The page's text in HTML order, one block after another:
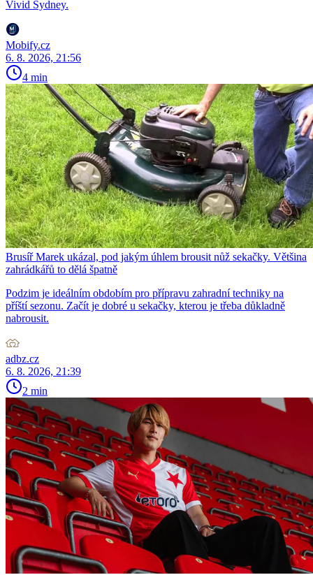
Vivid Sydney.
Mobify.cz
6. 8. 2026, 21:56
4 min
Brusíř Marek ukázal, pod jakým úhlem brousit nůž sekačky. Většina
zahrádkářů to dělá špatně
Podzim je ideálním obdobím pro přípravu zahradní techniky na
příští sezonu. Začít je dobré u sekačky, kterou je třeba důkladně
nabrousit.
adbz.cz
6. 8. 2026, 21:39
2 min